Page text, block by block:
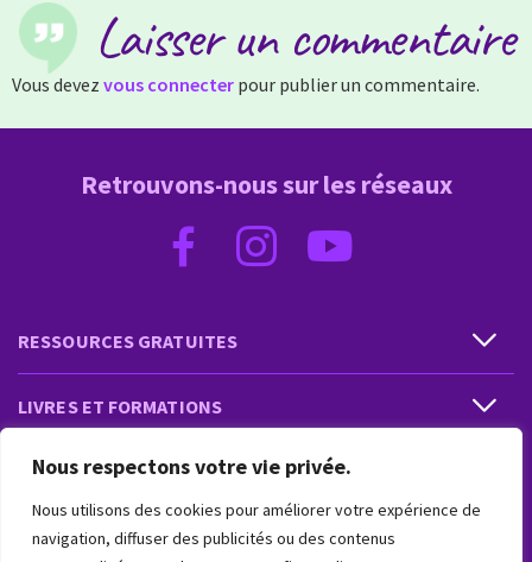
Nous respectons votre vie privée.
Nous utilisons des cookies pour améliorer votre expérience de
navigation, diffuser des publicités ou des contenus
Laisser un commentaire
Vous devez vous connecter pour publier un commentaire.
RESSOURCES GRATUITES
LIVRES ET FORMATIONS
PRESTATIONS ET PRODUITS
VIVRE INTUITIF
Retrouvons-nous sur les réseaux